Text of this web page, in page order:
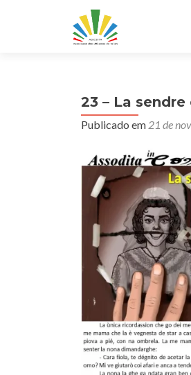
23 – La
Publicado em 21 de